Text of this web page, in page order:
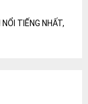
TIẾNG NHẤT,